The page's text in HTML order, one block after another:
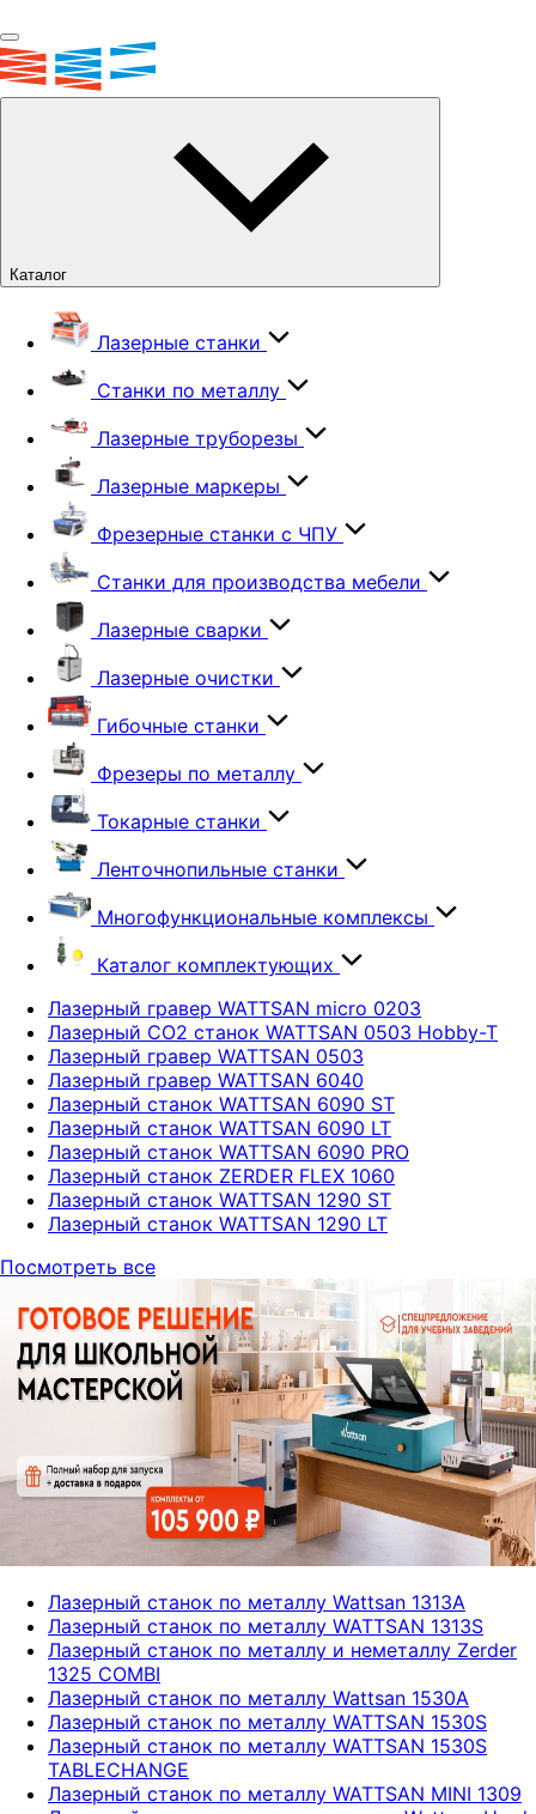
Каталог
Лазерные станки
Станки по металлу
Лазерные труборезы
Лазерные маркеры
Фрезерные станки с ЧПУ
Станки для производства мебели
Лазерные сварки
Лазерные очистки
Гибочные станки
Фрезеры по металлу
Токарные станки
Ленточнопильные станки
Многофункциональные комплексы
Каталог комплектующих
Лазерный гравер WATTSAN micro 0203
Лазерный CO2 станок WATTSAN 0503 Hobby-T
Лазерный гравер WATTSAN 0503
Лазерный гравер WATTSAN 6040
Лазерный станок WATTSAN 6090 ST
Лазерный станок WATTSAN 6090 LT
Лазерный станок WATTSAN 6090 PRO
Лазерный станок ZERDER FLEX 1060
Лазерный станок WATTSAN 1290 ST
Лазерный станок WATTSAN 1290 LT
Посмотреть все
Лазерный станок по металлу Wattsan 1313A
Лазерный станок по металлу WATTSAN 1313S
Лазерный станок по металлу и неметаллу Zerder
1325 COMBI
Лазерный станок по металлу Wattsan 1530A
Лазерный станок по металлу WATTSAN 1530S
Лазерный станок по металлу WATTSAN 1530S
TABLECHANGE
Лазерный станок по металлу WATTSAN MINI 1309